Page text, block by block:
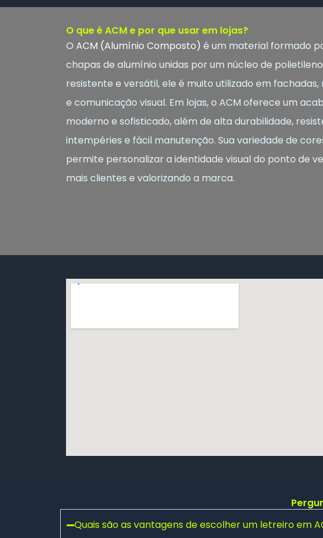
O que é ACM e por que usar em lojas?
O ACM (Alumínio Composto) é um material formado
chapas de alumínio unidas por um núcleo de
resistente e versátil, ele é muito utilizado em
e comunicação visual. Em lojas, o ACM oferece um
moderno e sofisticado, além de alta durabilidade,
intempéries e fácil manutenção. Sua variedade de
permite personalizar a identidade visual do ponto de
mais clientes e valorizando a marca.
Quais são as vantagens de escolher um letreiro em